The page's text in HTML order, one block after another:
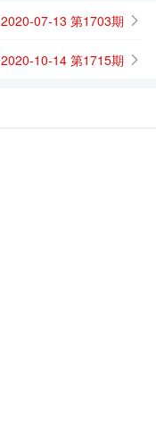
2020-07-13 第1703期
2020-10-14 第1715期